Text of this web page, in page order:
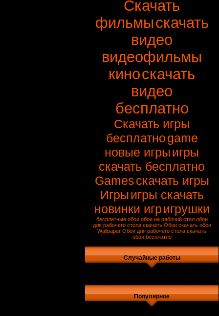
Скачать
фильмыскачать
видео
видеофильмы
киноскачать
видео
бесплатно
Скачать игры
бесплатноgame
новые игрыигры
скачать бесплатно
Gamesскачать игры
Игрыигры скачать
новинки игригрушки
бесплатные обои обои на рабочий стол обои
для рабочего стола скачать Обои скачать обои
Wallpaper Обои для рабочего стола скачать
обои бесплатно
Случайные работы
Популярное